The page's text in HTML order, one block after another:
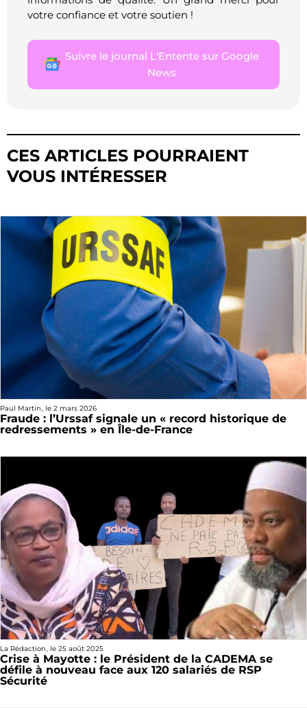
votre confiance et votre soutien !
Suivre le journal L'Entente sur Google
News
CES ARTICLES POURRAIENT
VOUS INTÉRESSER
Paul Martin, le 2 mars 2026
Fraude : l’Urssaf signale un « record historique de
redressements » en Île-de-France
La Rédaction, le 25 août 2025
Crise à Mayotte : le Président de la CADEMA se
défile à nouveau face aux 120 salariés de RSP
Sécurité